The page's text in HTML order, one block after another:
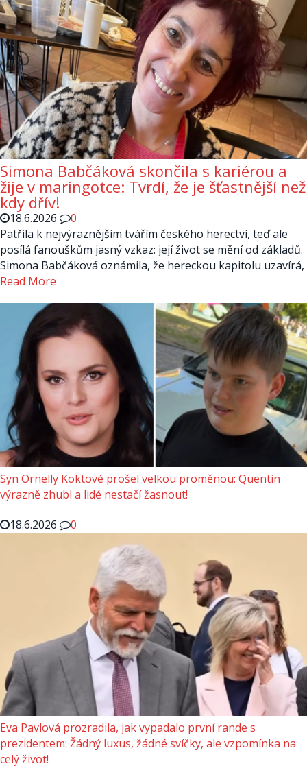
Simona Babčáková skončila s kariérou a
žije v maringotce: Tvrdí, že je šťastnější než
kdy dřív!
18.6.2026
0
Patřila k nejvýraznějším tvářím českého herectví, teď ale
posílá fanouškům jasný vzkaz: její život se mění od základů.
Simona Babčáková oznámila, že hereckou kapitolu uzavírá,
Read More
Syn Ornelly Koktové prošel velkou proměnou: Quentin
výrazně zhubl a lidé nestačí žasnout!
18.6.2026
0
Eva Pavlová prozradila, jak vypadalo první rande s
prezidentem: Žádný luxus, žádné svíčky, ale vzpomínka na
celý život!